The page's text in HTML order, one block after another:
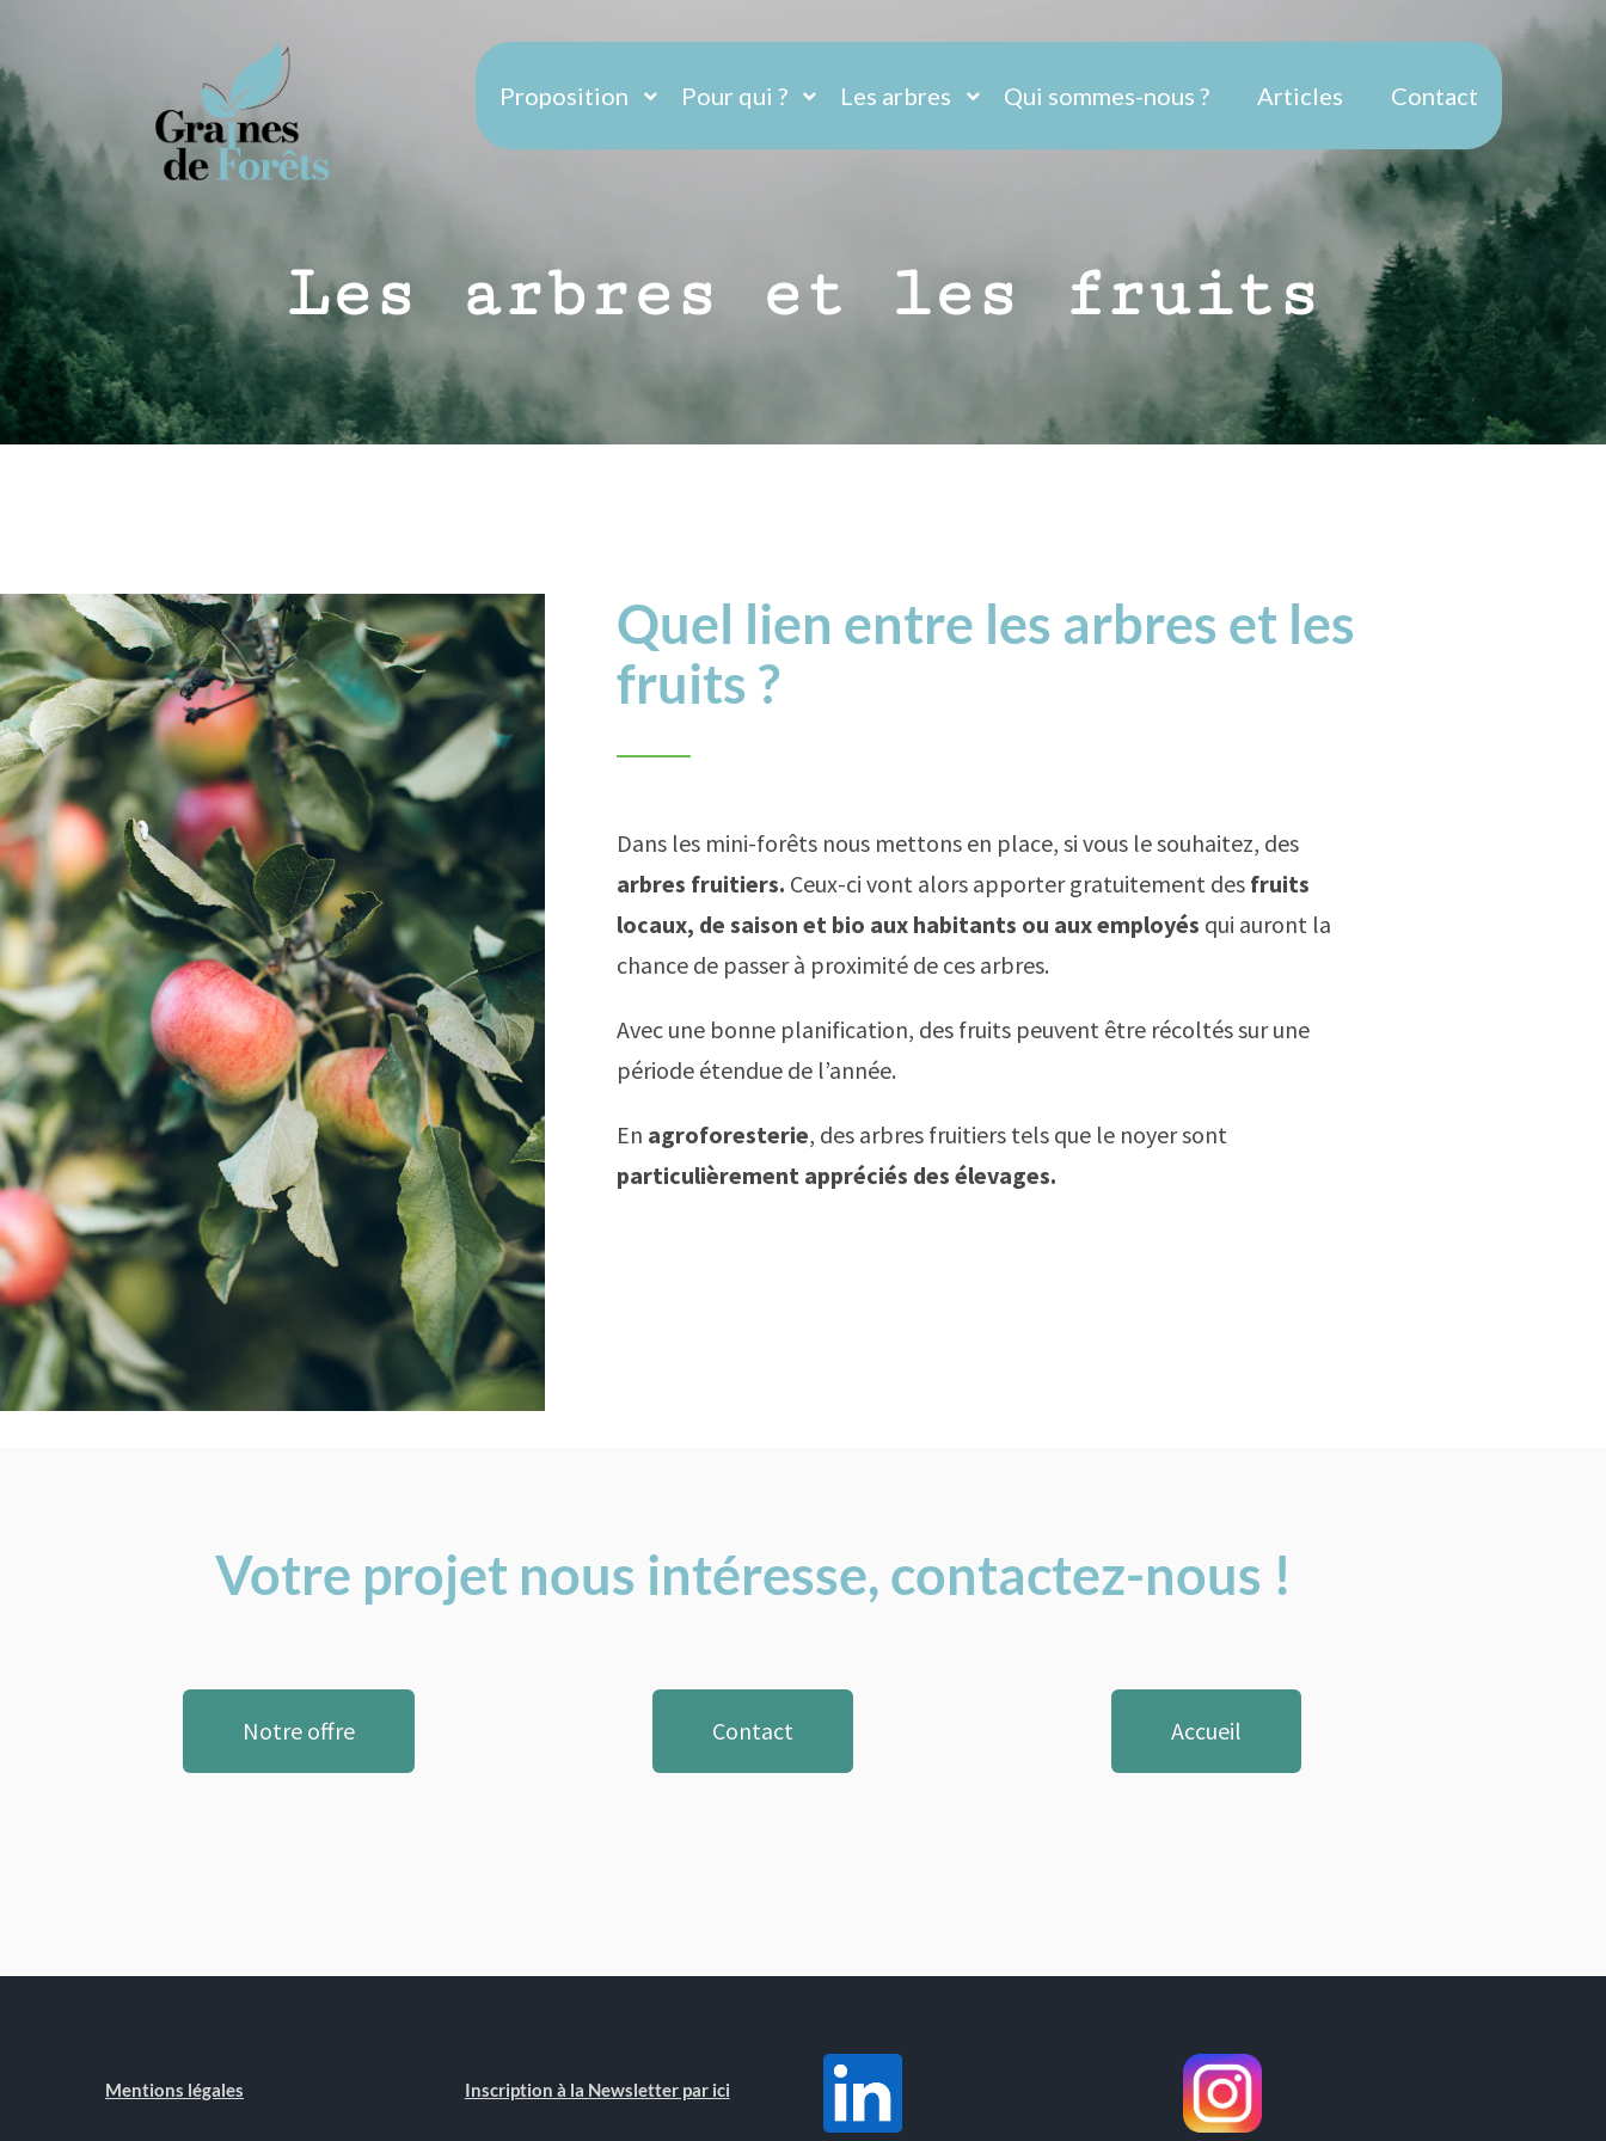
Proposition Pour qui ? Les arbres Qui sommes-nous ? Articles Contact
Les arbres et les fruits
Quel lien entre les arbres et les
fruits ?
Dans les mini-forêts nous mettons en place, si vous le souhaitez, des
arbres fruitiers. Ceux-ci vont alors apporter gratuitement des fruits
locaux, de saison et bio aux habitants ou aux employés qui auront la
chance de passer à proximité de ces arbres.
Avec une bonne planification, des fruits peuvent être récoltés sur une
période étendue de l’année.
En agroforesterie, des arbres fruitiers tels que le noyer sont
particulièrement appréciés des élevages.
Votre projet nous intéresse, contactez-nous !
Notre offre Contact Accueil
Mentions légales Inscription à la Newsletter par ici